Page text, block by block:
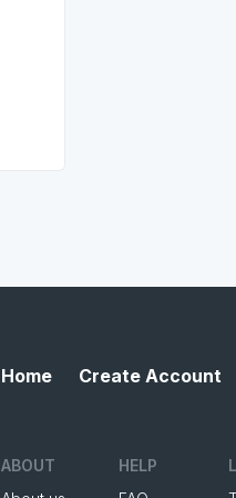
Home Create Account
ABOUT
HELP